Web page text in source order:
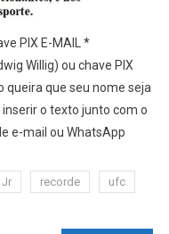
PIX E-MAIL *
Willig) ou chave PIX
queira que seu nome seja
o texto junto com o
e-mail ou WhatsApp
Jr recorde
ufc